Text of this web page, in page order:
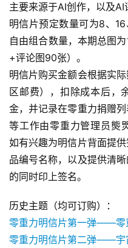
主要来源于AI创作，以及AI
明信片预定数量可为8、
自由组合数量，本期总图
+评论图90张）。
明信片购买金额会根据实
区邮费），扣除成本后，
金，并记录在零重力捐赠
等工作由零重力管理员熋
如有兴趣为明信片背面提
品编号名称，以及提供清
的同时印上签名。
历史主题（均可订购）：
零重力明信片第一弹——零
零重力明信片第二弹——宇